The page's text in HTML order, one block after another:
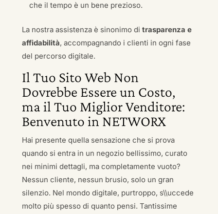
che il tempo è un bene prezioso.
La nostra assistenza è sinonimo di trasparenza e
affidabilità, accompagnando i clienti in ogni fase
del percorso digitale.
Il Tuo Sito Web Non
Dovrebbe Essere un Costo,
ma il Tuo Miglior Venditore:
Benvenuto in NETWORX
Hai presente quella sensazione che si prova
quando si entra in un negozio bellissimo, curato
nei minimi dettagli, ma completamente vuoto?
Nessun cliente, nessun brusio, solo un gran
silenzio. Nel mondo digitale, purtroppo, s\\uccede
molto più spesso di quanto pensi. Tantissime